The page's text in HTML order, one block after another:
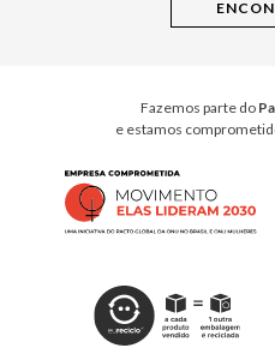
Fazemos parte do
e estamos